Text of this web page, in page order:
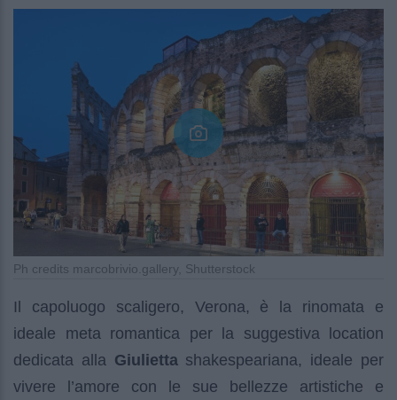
Ph credits marcobrivio.gallery, Shutterstock
Il capoluogo scaligero, Verona, è la rinomata e
ideale meta romantica per la suggestiva location
dedicata alla Giuliettashakespeariana, ideale per
vivere l’amore con le sue bellezze artistiche e